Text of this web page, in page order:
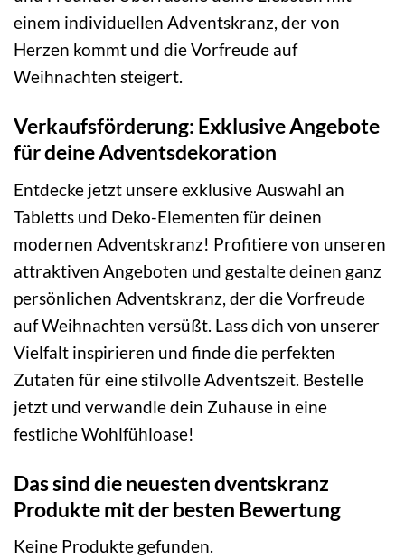
einem individuellen Adventskranz, der von
Herzen kommt und die Vorfreude auf
Weihnachten steigert.
Verkaufsförderung: Exklusive Angebote
für deine Adventsdekoration
Entdecke jetzt unsere exklusive Auswahl an
Tabletts und Deko-Elementen für deinen
modernen Adventskranz! Profitiere von unseren
attraktiven Angeboten und gestalte deinen ganz
persönlichen Adventskranz, der die Vorfreude
auf Weihnachten versüßt. Lass dich von unserer
Vielfalt inspirieren und finde die perfekten
Zutaten für eine stilvolle Adventszeit. Bestelle
jetzt und verwandle dein Zuhause in eine
festliche Wohlfühloase!
Das sind die neuesten dventskranz
Produkte mit der besten Bewertung
Keine Produkte gefunden.